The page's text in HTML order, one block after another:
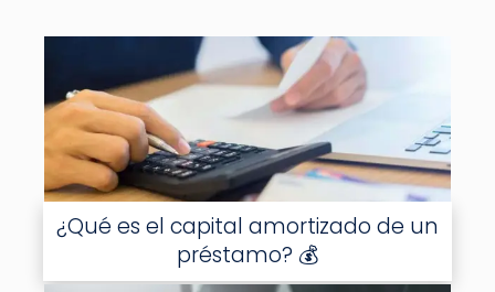
¿Qué es el capital amortizado de un
préstamo? 💰